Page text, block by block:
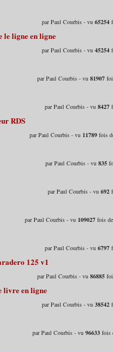
par Paul Courbis - vu65254
le ligne en ligne
par Paul Courbis - vu45254
par Paul Courbis - vu81907
par Paul Courbis - vu8427
RDS
par Paul Courbis - vu 11789 fois
par Paul Courbis - vu835
par Paul Courbis - vu692
par Paul Courbis - vu 109027 fois
par Paul Courbis - vu6797
125 v1
par Paul Courbis - vu86885
livre en ligne
par Paul Courbis - vu38542
par Paul Courbis - vu96633 fois